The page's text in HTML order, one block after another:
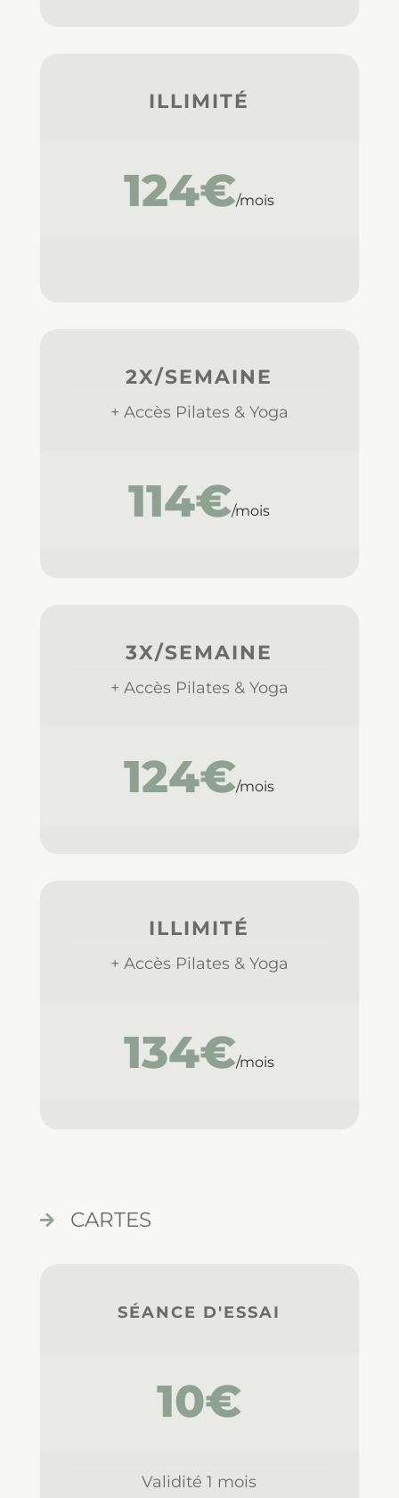
ILLIMITÉ
124€/mois
2X/SEMAINE
+ Accès Pilates & Yoga
114€/mois
3X/SEMAINE
+ Accès Pilates & Yoga
124€/mois
ILLIMITÉ
+ Accès Pilates & Yoga
134€/mois
 CARTES
SÉANCE D'ESSAI
10€
Validité 1 mois